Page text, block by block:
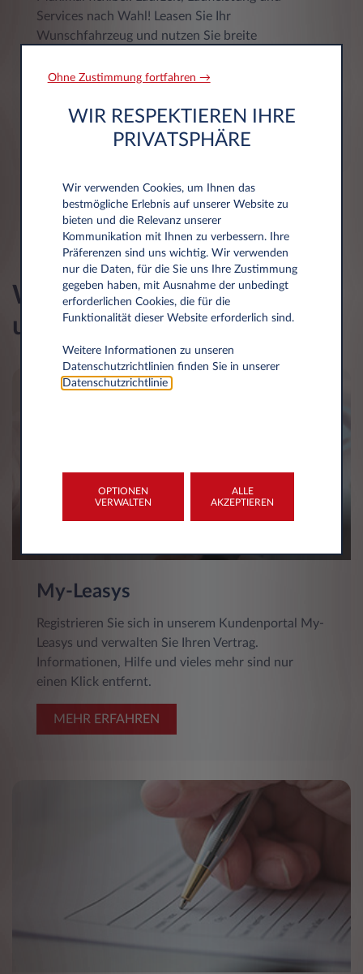
Services nach Wahl! Leasen Sie Ihr
Wunschfahrzeug und nutzen Sie breite
Anforderungen. Mehr Bewegungsfreiheit geht
MEHR ERFAHREN
Wie können wir Sie
unterstützen?
My-Leasys
Registrieren Sie sich in unserem Kundenportal My-
Leasys und verwalten Sie Ihren Vertrag.
Informationen, Hilfe und vieles mehr sind nur
einen Klick entfernt.
MEHR ERFAHREN
Ohne Zustimmung fortfahren →
WIR RESPEKTIEREN IHRE
PRIVATSPHÄRE
Wir verwenden Cookies, um Ihnen das
bestmögliche Erlebnis auf unserer Website zu
bieten und die Relevanz unserer
Kommunikation mit Ihnen zu verbessern. Ihre
Präferenzen sind uns wichtig. Wir verwenden
nur die Daten, für die Sie uns Ihre Zustimmung
gegeben haben, mit Ausnahme der unbedingt
erforderlichen Cookies, die für die
Funktionalität dieser Website erforderlich sind.
Weitere Informationen zu unseren
Datenschutzrichtlinien finden Sie in unserer
Datenschutzrichtlinie.
OPTIONEN
VERWALTEN
ALLE
AKZEPTIEREN